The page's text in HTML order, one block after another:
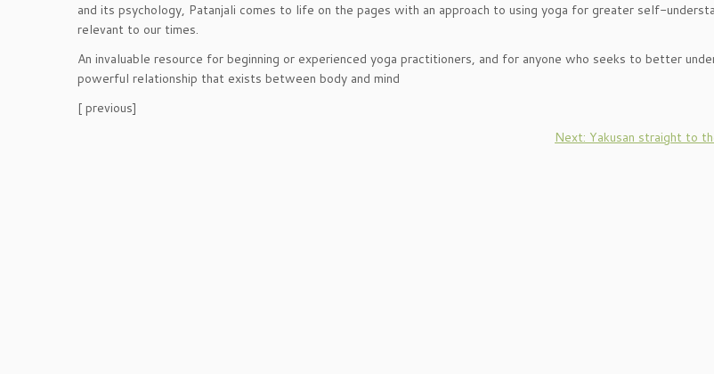
and its psychology, Patanjali comes to life on the pages with an approach to using yoga for greater self-
relevant to our times.
An invaluable resource for beginning or experienced yoga practitioners, and for anyone who seeks to better
powerful relationship that exists between body and mind
[ previous]
Next: Yakusan straight to